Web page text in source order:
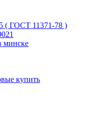
( ГОСТ 11371-78 )
минске
купить